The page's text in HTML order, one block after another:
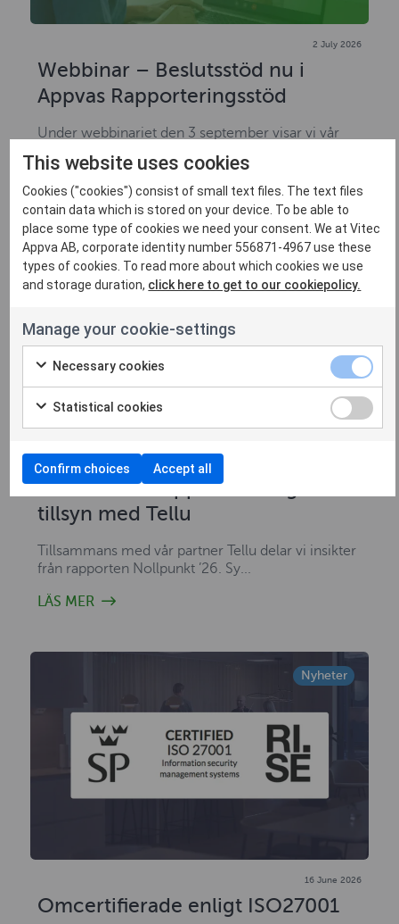
2 July 2026
Webbinar – Beslutsstöd nu i
Appvas Rapporteringsstöd
Under webbinariet den 3 september visar vi vår
LÄS MER OCH ANMÄL DIG
Webbinar
Webbinar – rapport om digital
tillsyn med Tellu
Tillsammans med vår partner Tellu delar vi insikter
från rapporten Nollpunkt ’26. Sy...
LÄS MER
16 June 2026
Nyheter
Omcertifierade enligt ISO27001
This website uses cookies
Cookies ("cookies") consist of small text files. The text files
contain data which is stored on your device. To be able to
place some type of cookies we need your consent. We at Vitec
Appva AB, corporate identity number 556871-4967 use these
types of cookies. To read more about which cookies we use
and storage duration, click here to get to our cookiepolicy.
Manage your cookie-settings
Necessary cookies
Statistical cookies
Confirm choices Accept all